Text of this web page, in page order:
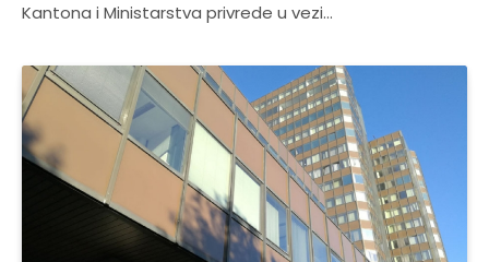
Kantona i Ministarstva privrede u vezi…